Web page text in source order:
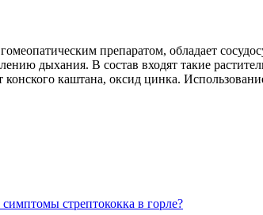
препаратом, обладает
дыхания. В состав входят такие
конского каштана, оксид цинка.
стрептококка в горле?